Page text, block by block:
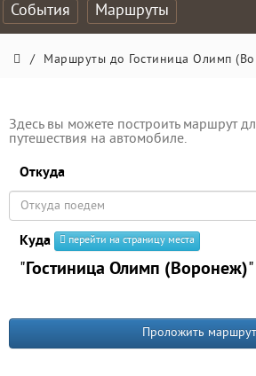
События
Маршруты
/ Маршруты до Гостиница Олимп
Здесь вы можете построить маршрут
путешествия на автомобиле.
Откуда
Куда перейти на страницу места
"Гостиница Олимп (Воронеж)"
Проложить маршрут